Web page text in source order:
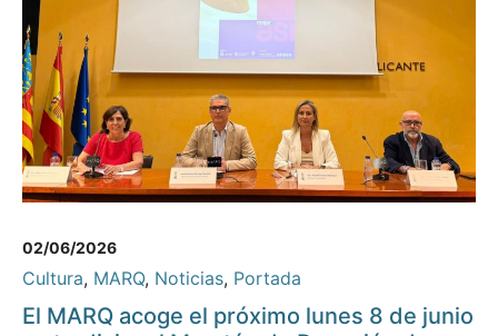
02/06/2026
Cultura, MARQ, Noticias, Portada
El MARQ acoge el próximo lunes 8 de junio